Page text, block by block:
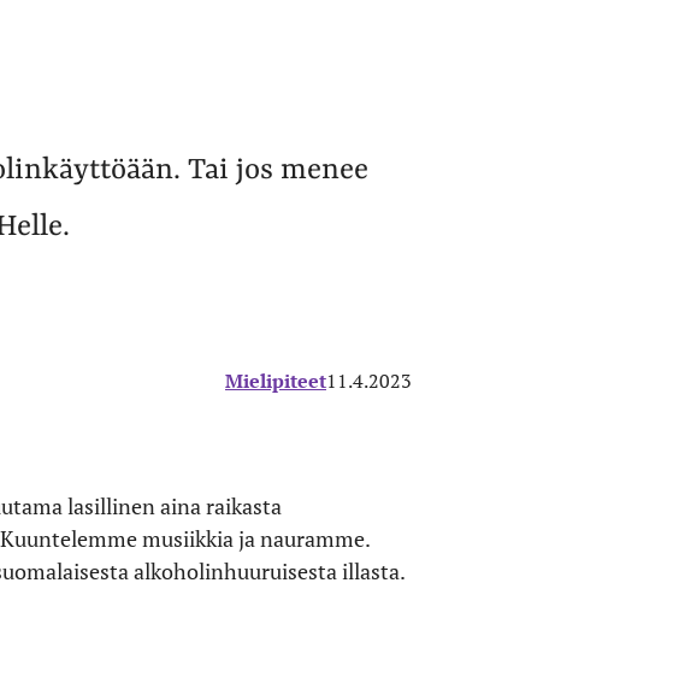
Tai jos menee
Mielipiteet11.4.2023
lasillinen aina raikasta
musiikkia ja nauramme.
alkoholinhuuruisesta illasta.